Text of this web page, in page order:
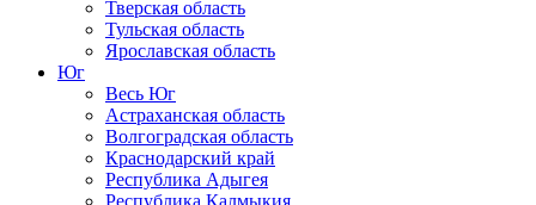
Тверская область
Тульская область
Ярославская область
Юг
Весь Юг
Астраханская область
Волгоградская область
Краснодарский край
Республика Адыгея
Республика Калмыкия